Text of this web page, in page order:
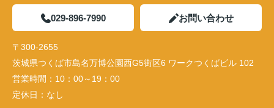
029-896-7990 お問い合わせ
〒300-2655
茨城県つくば市島名万博公園西G5街区6 ワークつくばビル 102
営業時間： 10：00～19：00
定休日： なし